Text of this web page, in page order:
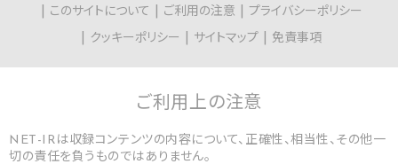
このサイトについて
ご利用の注意
プライバシーポリシー
クッキーポリシー
サイトマップ 免責事項
ご利用上の注意
NET-IRは収録コンテンツの内容について、正確性、相当性、その他一
切の責任を負うものではありません。